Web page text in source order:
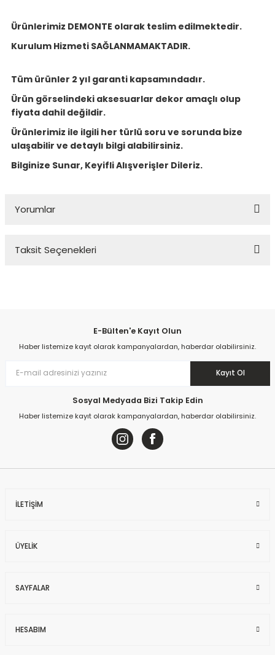
Ürünlerimiz DEMONTE olarak teslim edilmektedir.
Kurulum Hizmeti SAĞLANMAMAKTADIR.
Tüm ürünler 2 yıl garanti kapsamındadır.
Ürün görselindeki aksesuarlar dekor amaçlı olup
fiyata dahil değildir.
Ürünlerimiz ile ilgili her türlü soru ve sorunda bize
ulaşabilir ve detaylı bilgi alabilirsiniz.
Bilginize Sunar, Keyifli Alışverişler Dileriz.
Yorumlar
Taksit Seçenekleri
E-Bülten'e Kayıt Olun
Haber listemize kayıt olarak kampanyalardan, haberdar olabilirsiniz.
Kayıt Ol
Sosyal Medyada Bizi Takip Edin
Haber listemize kayıt olarak kampanyalardan, haberdar olabilirsiniz.
İLETİŞİM
ÜYELİK
SAYFALAR
HESABIM